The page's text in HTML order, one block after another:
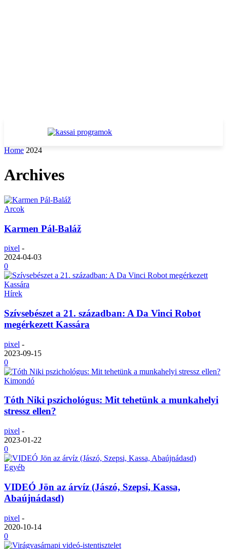
Home 2024
Archives
Arcok
Karmen Pál-Baláž
pixel -
2024-04-03
0
Hírek
Szívsebészet a 21. században: A Da Vinci Robot
megérkezett Kassára
pixel -
2023-09-15
0
Kimondó
Tóth Niki pszichológus: Mit tehetünk a munkahelyi
stressz ellen?
pixel -
2023-01-22
0
Egyéb
VIDEÓ Jön az árvíz (Jászó, Szepsi, Kassa,
Abaújnádasd)
pixel -
2020-10-14
0